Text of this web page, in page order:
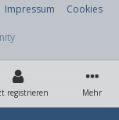
Impressum
Cookies
registrieren Mehr